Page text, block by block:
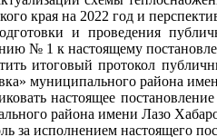
края на 2022 год и
и проведения
№ 1 к настоящему
итоговый протокол
муниципального района
настоящее
района имени Лазо
за исполнением настоящего